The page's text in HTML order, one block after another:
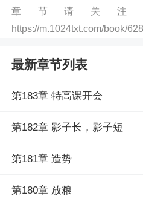
章节请关注
https://m.1024txt.com/book/
最新章节列表
第183章 特高课开会
第182章 影子长，影子短
第181章 造势
第180章 放粮